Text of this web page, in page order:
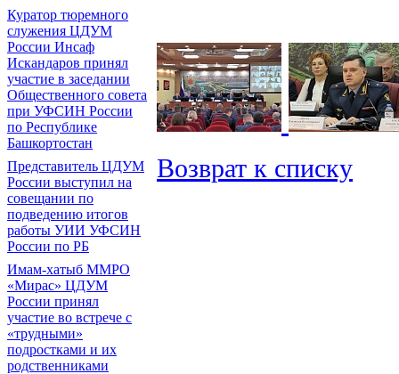
Куратор тюремного
служения ЦДУМ
России Инсаф
Искандаров принял
участие в заседании
Общественного совета
при УФСИН России
по Республике
Башкортостан
Представитель ЦДУМ
России выступил на
совещании по
подведению итогов
работы УИИ УФСИН
России по РБ
Имам-хатыб ММРО
«Мирас» ЦДУМ
России принял
участие во встрече с
«трудными»
подростками и их
родственниками
Возврат к списку